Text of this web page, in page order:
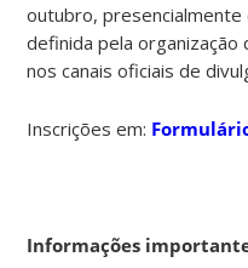
outubro,
definida pela
nos canais oficiais de
Inscrições em:
Informações